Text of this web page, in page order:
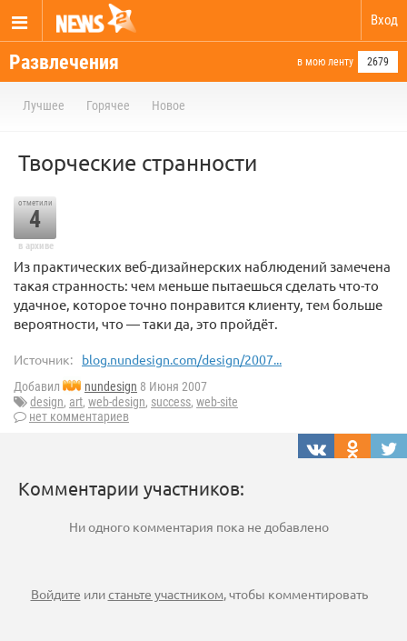
Вход
Развлечения в мою ленту 2679
Лучшее Горячее Новое
Творческие странности
отметили
4
в архиве
Из практических веб-дизайнерских наблюдений замечена
такая странность: чем меньше пытаешься сделать что-то
удачное, которое точно понравится клиенту, тем больше
вероятности, что — таки да, это пройдёт.
Источник: blog.nundesign.com/design/2007...
Добавил nundesign 8 Июня 2007
design, art, web-design, success, web-site
нет комментариев
Комментарии участников:
Ни одного комментария пока не добавлено
Войдите илистаньте участником, чтобы комментировать